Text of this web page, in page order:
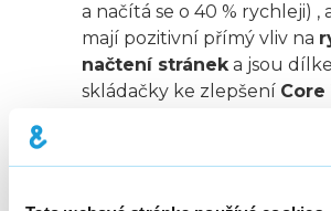
a načítá se o 40 % rychleji) ,
mají pozitivní přímý vliv na
načtení stráneka jsou
skládačky ke zlepšení Core